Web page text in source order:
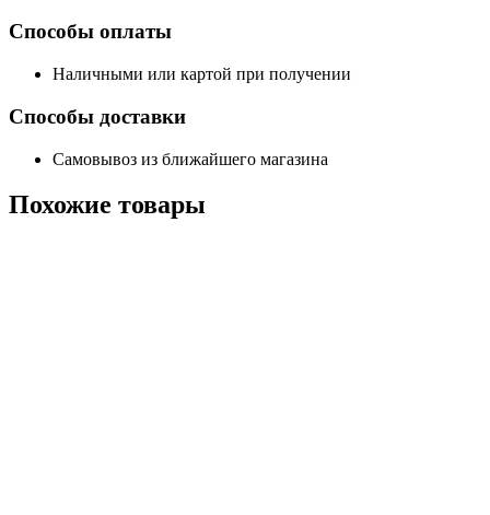
Способы оплаты
Наличными или картой при получении
Способы доставки
Самовывоз из ближайшего магазина
Похожие товары